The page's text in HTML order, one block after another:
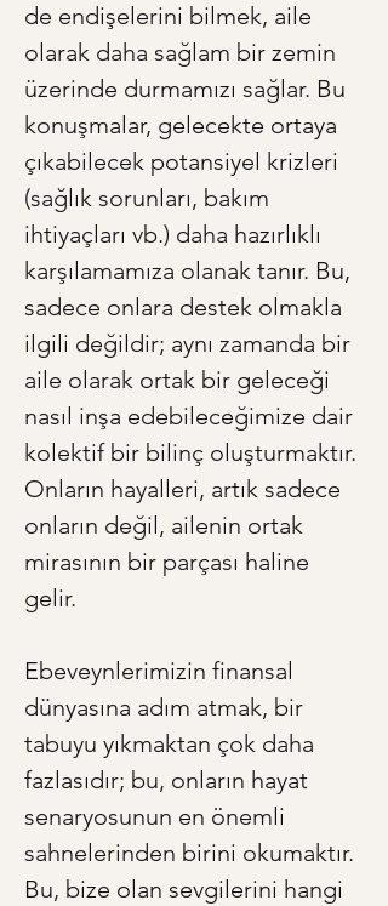
de endişelerini bilmek, aile
olarak daha sağlam bir zemin
üzerinde durmamızı sağlar. Bu
konuşmalar, gelecekte ortaya
çıkabilecek potansiyel krizleri
(sağlık sorunları, bakım
ihtiyaçları vb.) daha hazırlıklı
karşılamamıza olanak tanır. Bu,
sadece onlara destek olmakla
ilgili değildir; aynı zamanda bir
aile olarak ortak bir geleceği
nasıl inşa edebileceğimize dair
kolektif bir bilinç oluşturmaktır.
Onların hayalleri, artık sadece
onların değil, ailenin ortak
mirasının bir parçası haline
gelir.
Ebeveynlerimizin finansal
dünyasına adım atmak, bir
tabuyu yıkmaktan çok daha
fazlasıdır; bu, onların hayat
senaryosunun en önemli
sahnelerinden birini okumaktır.
Bu, bize olan sevgilerini hangi